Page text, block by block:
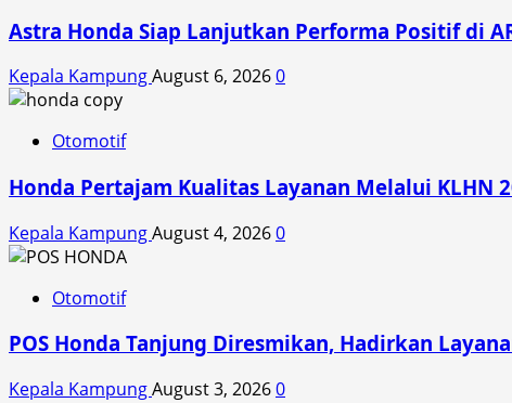
Astra Honda Siap Lanjutkan Performa Positif di
Kepala KampungAugust 6, 20260
Otomotif
Honda Pertajam Kualitas Layanan Melalui KLHN
Kepala KampungAugust 4, 20260
Otomotif
POS Honda Tanjung Diresmikan, Hadirkan
Kepala KampungAugust 3, 20260